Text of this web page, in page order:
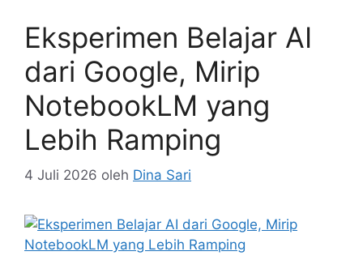
Eksperimen Belajar AI
dari Google, Mirip
NotebookLM yang
Lebih Ramping
4 Juli 2026 oleh Dina Sari